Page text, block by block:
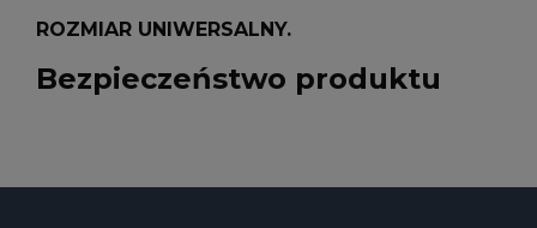
ROZMIAR UNIWERSALNY.
Bezpieczeństwo produktu